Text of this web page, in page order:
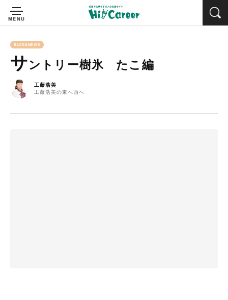
BLOG&NEWS
サントリー樹氷 たこ編
工藤浩美
工藤浩美の東へ西へ